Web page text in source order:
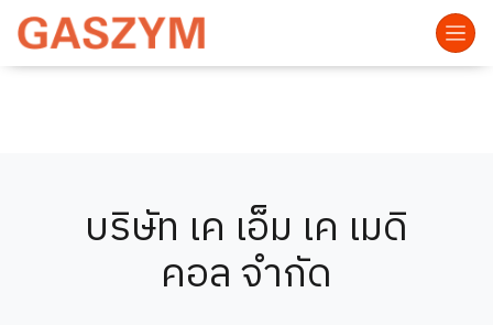
บริษัท เค เอ็ม เค เมดิ
คอล จำกัด